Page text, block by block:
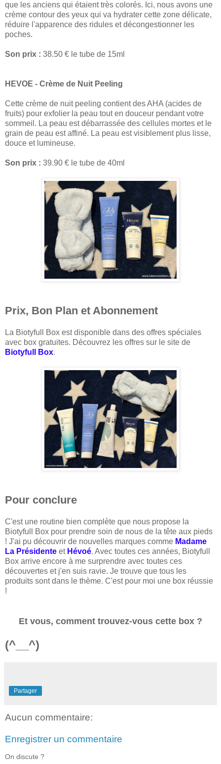
que les anciens qui étaient très colorés. Ici, nous avons une
crème contour des yeux qui va hydrater cette zone délicate,
réduire l'apparence des ridules et décongestionner les
poches.
Son prix : 38.50 € le tube de 15ml
HEVOE - Crème de Nuit Peeling
Cette crème de nuit peeling contient des AHA (acides de
fruits) pour exfolier la peau tout en douceur pendant votre
sommeil. La peau est débarrassée des cellules mortes et le
grain de peau est affiné. La peau est visiblement plus lisse,
douce et lumineuse.
Son prix : 39.90 € le tube de 40ml
Prix, Bon Plan et Abonnement
La Biotyfull Box est disponible dans des offres spéciales
avec box gratuites. Découvrez les offres sur le site de
Biotyfull Box.
Pour conclure
C'est une routine bien complète que nous propose la
Biotyfull Box pour prendre soin de nous de la tête aux pieds
! J'ai pu découvrir de nouvelles marques comme Madame
La Présidente et Hévoé. Avec toutes ces années, Biotyfull
Box arrive encore à me surprendre avec toutes ces
découvertes et j'en suis ravie. Je trouve que tous les
produits sont dans le thème. C'est pour moi une box réussie
!
Et vous, comment trouvez-vous cette box ?
(^__^)
Partager
Aucun commentaire:
Enregistrer un commentaire
On discute ?